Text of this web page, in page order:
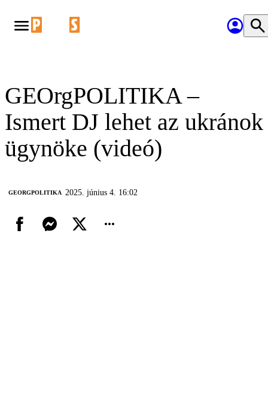
GEOrgPOLITIKA –
Ismert DJ lehet az ukránok
ügynöke (videó)
‎GEORGPOLITIKA 2025. június 4. 16:02